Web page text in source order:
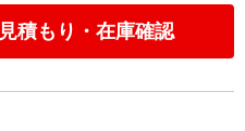
見積もり・在庫確認